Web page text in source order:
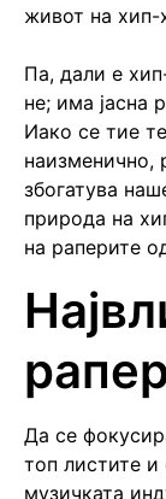
живот на хип-
Па, дали е
не; има јасна
Иако се тие
наизменично,
збогатува
природа на
на раперите
Да се
топ листите и
музичката